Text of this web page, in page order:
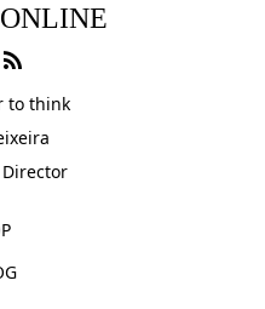
to think